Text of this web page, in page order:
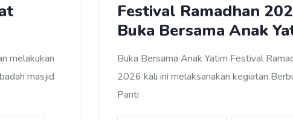
melakukan
masjid
Festival Ramadhan
Buka Bersama Anak
Buka Bersama Anak Yatim Festival
2026 kali ini melaksanakan kegiatan
Panti